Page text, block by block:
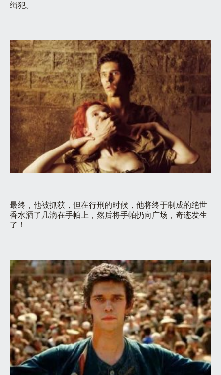
缉犯。
最终，他被抓获，但在行刑的时候，他将终于制成的绝世
香水洒了几滴在手帕上，然后将手帕扔向广场，奇迹发生
了！